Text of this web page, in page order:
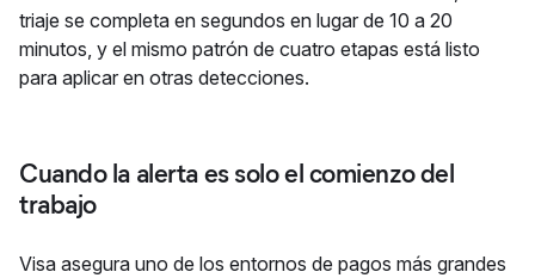
triaje se completa en segundos en lugar de 10 a 20
minutos, y el mismo patrón de cuatro etapas está listo
para aplicar en otras detecciones.
Cuando la alerta es solo el comienzo del
trabajo
Visa asegura uno de los entornos de pagos más grandes